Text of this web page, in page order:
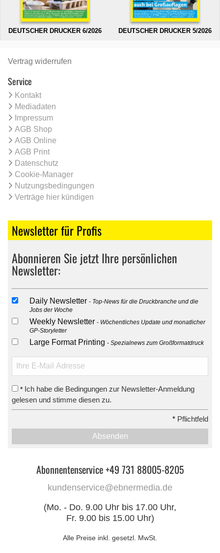
DEUTSCHER DRUCKER 6/2026 DEUTSCHER DRUCKER 5/2026
Vertrag widerrufen
Service
Kontakt
Mediadaten
Impressum
AGB Shop
AGB Online
AGB Print
Datenschutz
Cookie-Manager
Nutzungsbedingungen
Verträge hier kündigen
Newsletter für Profis
Abonnieren Sie jetzt Ihre persönlichen
Newsletter:
Daily Newsletter
Top-News für die Druckbranche und die
Jobs der Woche
Weekly Newsletter
Wöchentliches Update und monatlicher
GP-Storyletter
Large Format Printing Spezialnews zum Großformatdruck
* Ich habe die Bedingungen zur Newsletter-Anmeldung
gelesen und stimme diesen zu.
* Pflichtfeld
Absenden
Abonnentenservice +49 731 88005-8205
kundenservice@ebnermedia.de
(Mo. - Do. 9.00 Uhr bis 17.00 Uhr,
Fr. 9.00 bis 15.00 Uhr)
Alle Preise inkl. gesetzl. MwSt.